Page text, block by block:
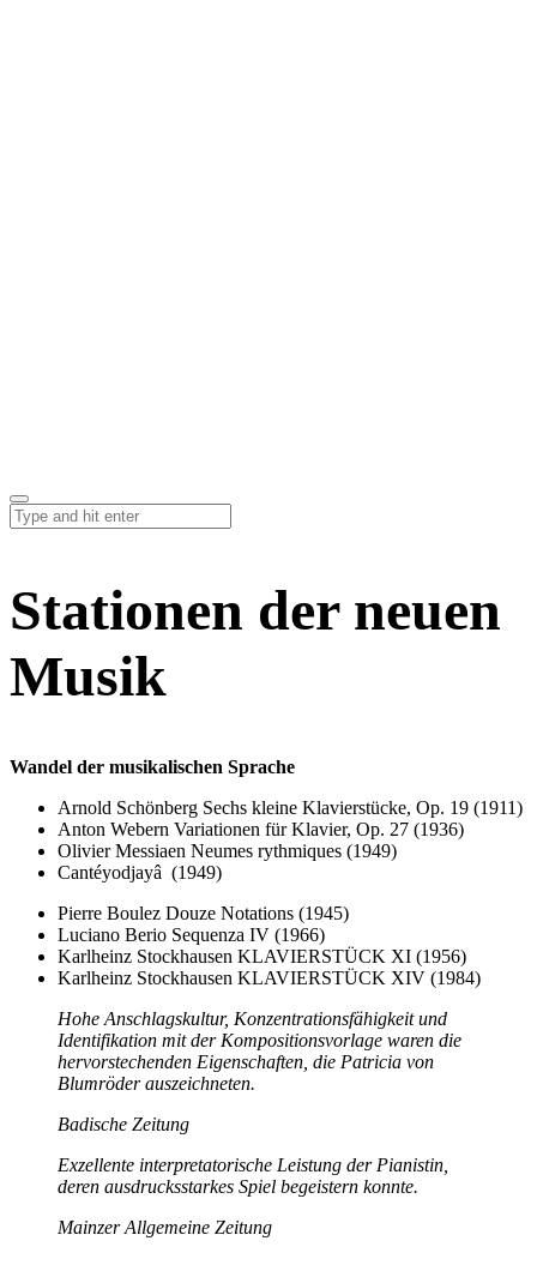
Stationen der neuen
Musik
Wandel der musikalischen Sprache
Arnold Schönberg Sechs kleine Klavierstücke, Op. 19 (1911)
Anton Webern Variationen für Klavier, Op. 27 (1936)
Olivier Messiaen Neumes rythmiques (1949)
Cantéyodjayâ (1949)
Pierre Boulez Douze Notations (1945)
Luciano Berio Sequenza IV (1966)
Karlheinz Stockhausen KLAVIERSTÜCK XI (1956)
Karlheinz Stockhausen KLAVIERSTÜCK XIV (1984)
Hohe Anschlagskultur, Konzentrationsfähigkeit und
Identifikation mit der Kompositionsvorlage waren die
hervorstechenden Eigenschaften, die Patricia von
Blumröder auszeichneten.
Badische Zeitung
Exzellente interpretatorische Leistung der Pianistin,
deren ausdrucksstarkes Spiel begeistern konnte.
Mainzer Allgemeine Zeitung